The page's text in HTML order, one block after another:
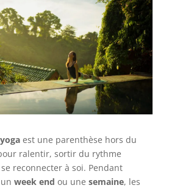
est une parenthèse hors du
ralentir, sortir du rythme
reconnecter à soi. Pendant
week end ou une semaine, les